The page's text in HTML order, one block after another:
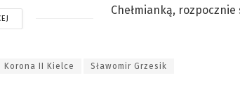
Chełmianką,
Korona II Kielce Sławomir Grzesik